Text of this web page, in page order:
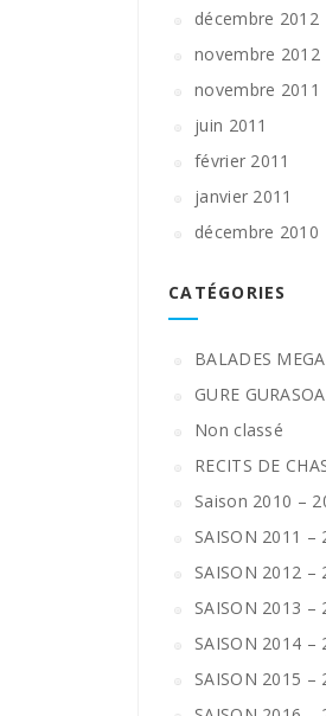
décembre 2012
novembre 2012
novembre 2011
juin 2011
février 2011
janvier 2011
décembre 2010
CATÉGORIES
BALADES
GURE
Non classé
RECITS DE
Saison 2010 –
SAISON 2011 –
SAISON 2012 –
SAISON 2013 –
SAISON 2014 –
SAISON 2015 –